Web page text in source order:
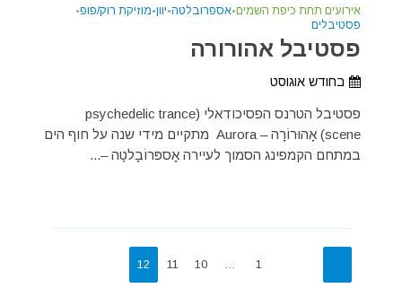
אירועים תחת כיפת השמים•אספרובלטה•יוון•מוזיקת רוק/פופ•
פסטיבלים
פסטיבל אהורורה
בחודש אוגוסט
פסטיבל הטרנס הפסיכודאלי (psychedelic trance
scene) אָהוּרוֹרָה – Aurora מתקיים מידי שנה על חוף הים
במתחם הקמפינג הסמוך לעיירה אָספּרוֹבָלטַה –...
1
…
10
11
12